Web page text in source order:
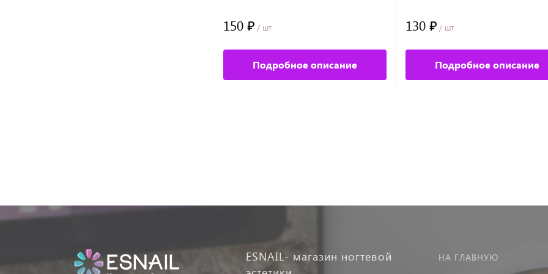
150 ₽ / шт
Подробное описание
130 ₽ / шт
Подробное описание
ESNAIL- магазин ногтевой
НА ГЛАВНУЮ